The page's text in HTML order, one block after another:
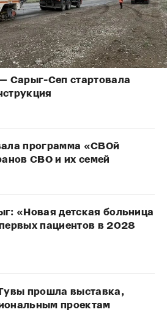
Сарыг-Сеп стартовала
программа «СВОй
СВО и их семей
«Новая детская больница
пациентов в 2028
прошла выставка,
проектам